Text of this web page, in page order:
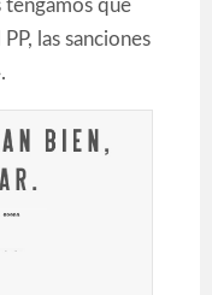
que
las sanciones